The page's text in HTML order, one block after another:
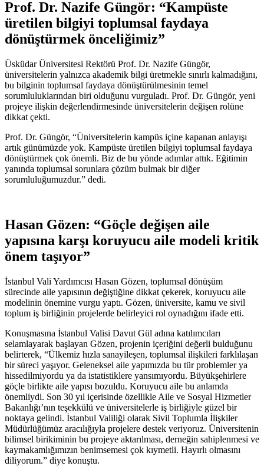
Prof. Dr. Nazife Güngör: “Kampüste
üretilen bilgiyi toplumsal faydaya
dönüştürmek önceliğimiz”
Üsküdar Üniversitesi Rektörü Prof. Dr. Nazife Güngör,
üniversitelerin yalnızca akademik bilgi üretmekle sınırlı kalmadığını,
bu bilginin toplumsal faydaya dönüştürülmesinin temel
sorumluluklarından biri olduğunu vurguladı. Prof. Dr. Güngör, yeni
projeye ilişkin değerlendirmesinde üniversitelerin değişen rolüne
dikkat çekti.
Prof. Dr. Güngör, “Üniversitelerin kampüs içine kapanan anlayışı
artık günümüzde yok. Kampüste üretilen bilgiyi toplumsal faydaya
dönüştürmek çok önemli. Biz de bu yönde adımlar attık. Eğitimin
yanında toplumsal sorunlara çözüm bulmak bir diğer
sorumluluğumuzdur.” dedi.
Hasan Gözen: “Göçle değişen aile
yapısına karşı koruyucu aile modeli kritik
önem taşıyor”
İstanbul Vali Yardımcısı Hasan Gözen, toplumsal dönüşüm
sürecinde aile yapısının değiştiğine dikkat çekerek, koruyucu aile
modelinin önemine vurgu yaptı. Gözen, üniversite, kamu ve sivil
toplum iş birliğinin projelerde belirleyici rol oynadığını ifade etti.
Konuşmasına İstanbul Valisi Davut Gül adına katılımcıları
selamlayarak başlayan Gözen, projenin içeriğini değerli bulduğunu
belirterek, “Ülkemiz hızla sanayileşen, toplumsal ilişkileri farklılaşan
bir süreci yaşıyor. Geleneksel aile yapımızda bu tür problemler ya
hissedilmiyordu ya da istatistiklere yansımıyordu. Büyükşehirlere
göçle birlikte aile yapısı bozuldu. Koruyucu aile bu anlamda
önemliydi. Son 30 yıl içerisinde özellikle Aile ve Sosyal Hizmetler
Bakanlığı’nın teşekkülü ve üniversitelerle iş birliğiyle güzel bir
noktaya gelindi. İstanbul Valiliği olarak Sivil Toplumla İlişkiler
Müdürlüğümüz aracılığıyla projelere destek veriyoruz. Üniversitenin
bilimsel birikiminin bu projeye aktarılması, derneğin sahiplenmesi ve
kaymakamlığımızın benimsemesi çok kıymetli. Hayırlı olmasını
diliyorum.” diye konuştu.